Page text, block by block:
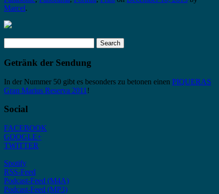
Marcel.
for:
Getränk der Sendung
In der Nummer 50 gibt es besonders zu betonen einen PIQUERAS
Gran Marius Reserva 2011 !
Social
FACEBOOK
GOOGLE+
TWITTER
Spotify
RSS-Feed
Podcast-Feed (M4A)
Podcast-Feed (MP3)